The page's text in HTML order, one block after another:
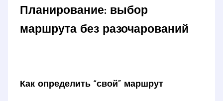
Планирование: выбор
маршрута без разочарований
Как определить “свой” маршрут